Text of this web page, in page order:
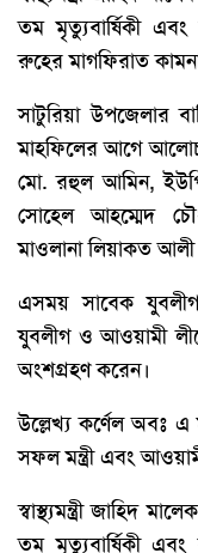
তম মৃত্যুবার্ষিকী
রুহের মাগফিরাত
সাটুরিয়া উপজেলার
মাহফিলের আগে
মো. রহুল আমিন,
সোহেল আহম্মেদ
মাওলানা লিয়াকত
এসময় সাবেক
যুবলীগ ও আওয়ামী
অংশগ্রহণ করেন।
উল্লেখ্য কর্ণেল অবঃ
সফল মন্ত্রী এবং
স্বাস্থ্যমন্ত্রী জাহিদ
তম মৃত্যুবার্ষিকী